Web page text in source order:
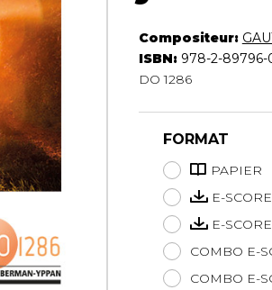
Luth
Mandoline
Orgue
Saxophone
Trombone
Trompette
Tuba
Ukulélé
Violon
Violoncelle
Compositeur:
ISBN: 978-2-89796-
DO 1286
FORMAT
PAPIER
E-SCORE
E-
COMBO E-
COMBO E-